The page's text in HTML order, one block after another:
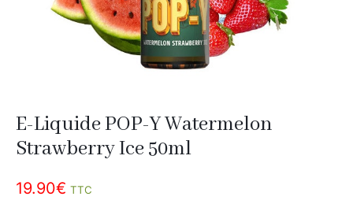
E-Liquide POP-Y Watermelon
Strawberry Ice 50ml
19.90€ TTC
Al Fakher
Cristal Puff
100ml
Nouveautés